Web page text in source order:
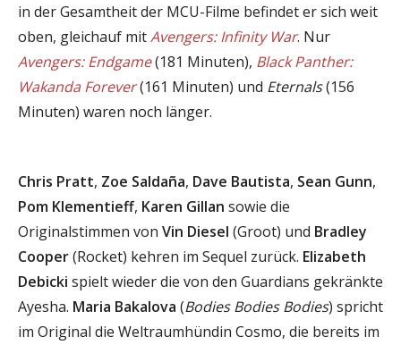
in der Gesamtheit der MCU-Filme befindet er sich weit
oben, gleichauf mitAvengers: Infinity War. Nur
Avengers: Endgame(181 Minuten), Black Panther:
Wakanda Forever(161 Minuten) und Eternals(156
Minuten) waren noch länger.
Chris Pratt, Zoe Saldaña, Dave Bautista, Sean Gunn,
Pom Klementieff, Karen Gillan sowie die
Originalstimmen von Vin Diesel (Groot) und Bradley
Cooper(Rocket) kehren im Sequel zurück. Elizabeth
Debicki spielt wieder die von den Guardians gekränkte
Ayesha. Maria Bakalova (Bodies Bodies Bodies) spricht
im Original die Weltraumhündin Cosmo, die bereits im